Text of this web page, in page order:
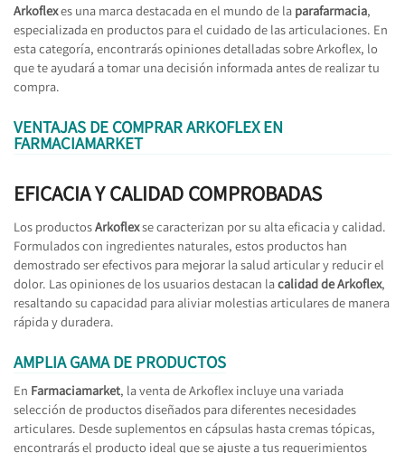
Arkoflexes una marca destacada en el mundo de la parafarmacia,
especializada en productos para el cuidado de las articulaciones. En
esta categoría, encontrarás opiniones detalladas sobre Arkoflex, lo
que te ayudará a tomar una decisión informada antes de realizar tu
compra.
VENTAJAS DE COMPRAR ARKOFLEX EN
FARMACIAMARKET
EFICACIA Y CALIDAD COMPROBADAS
Los productosArkoflexse caracterizan por su alta eficacia y calidad.
Formulados con ingredientes naturales, estos productos han
demostrado ser efectivos para mejorar la salud articular y reducir el
dolor. Las opiniones de los usuarios destacan lacalidad de Arkoflex,
resaltando su capacidad para aliviar molestias articulares de manera
rápida y duradera.
AMPLIA GAMA DE PRODUCTOS
En Farmaciamarket, la venta de Arkoflex incluye una variada
selección de productos diseñados para diferentes necesidades
articulares. Desde suplementos en cápsulas hasta cremas tópicas,
encontrarás el producto ideal que se ajuste a tus requerimientos